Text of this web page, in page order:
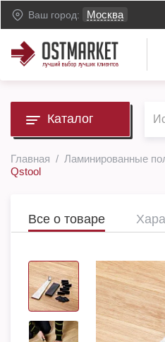
Ваш город: Москва
Каталог
Главная Ламинированные
Qstool
Все о товаре